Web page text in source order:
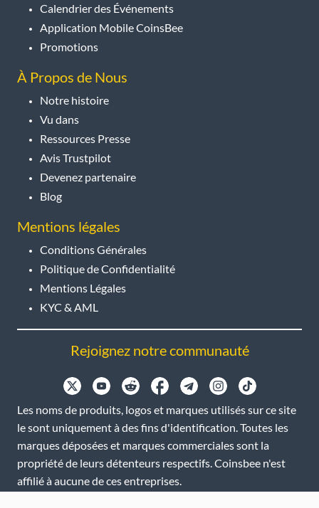
Calendrier des Événements
Application Mobile CoinsBee
Promotions
À Propos de Nous
Notre histoire
Vu dans
Ressources Presse
Avis Trustpilot
Devenez partenaire
Blog
Mentions légales
Conditions Générales
Politique de Confidentialité
Mentions Légales
KYC & AML
Rejoignez notre communauté
Les noms de produits, logos et marques utilisés sur ce site
le sont uniquement à des fins d'identification. Toutes les
marques déposées et marques commerciales sont la
propriété de leurs détenteurs respectifs. Coinsbee n'est
affilié à aucune de ces entreprises.